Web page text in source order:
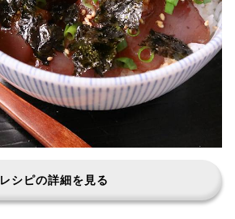
レシピの詳細を見る